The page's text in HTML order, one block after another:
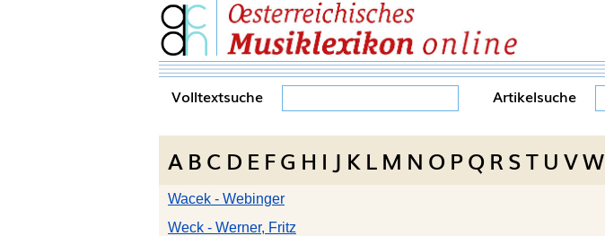
Volltextsuche Artikelsuche
A B C D E FG H I J K L M N O PQ R ST U VW
Wacek - Webinger
Weck - Werner, Fritz